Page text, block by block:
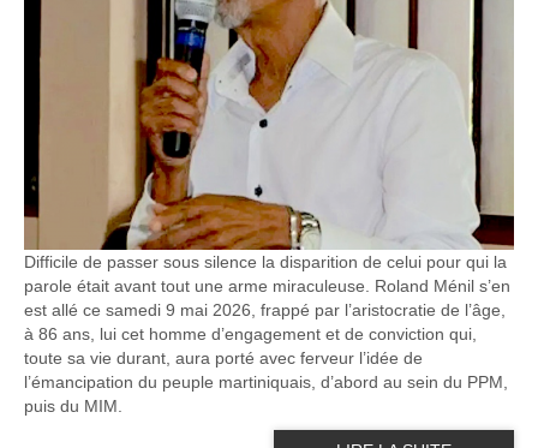
Difficile de passer sous silence la disparition de celui pour qui la
parole était avant tout une arme miraculeuse. Roland Ménil s’en
est allé ce samedi 9 mai 2026, frappé par l’aristocratie de l’âge,
à 86 ans, lui cet homme d’engagement et de conviction qui,
toute sa vie durant, aura porté avec ferveur l’idée de
l’émancipation du peuple martiniquais, d’abord au sein du PPM,
puis du MIM.